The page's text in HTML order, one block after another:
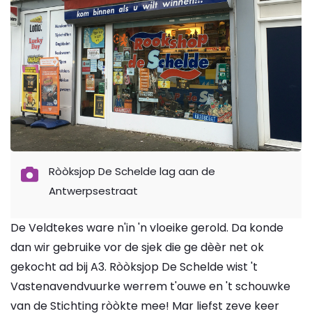
Ròòksjop De Schelde lag aan de
Antwerpsestraat
De Veldtekes ware n'in 'n vloeike gerold. Da konde
dan wir gebruike vor de sjek die ge dèèr net ok
gekocht ad bij A3. Ròòksjop De Schelde wist 't
Vastenavendvuurke werrem t'ouwe en 't schouwke
van de Stichting ròòkte mee! Mar liefst zeve keer